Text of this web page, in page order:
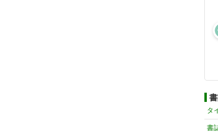
タ
書